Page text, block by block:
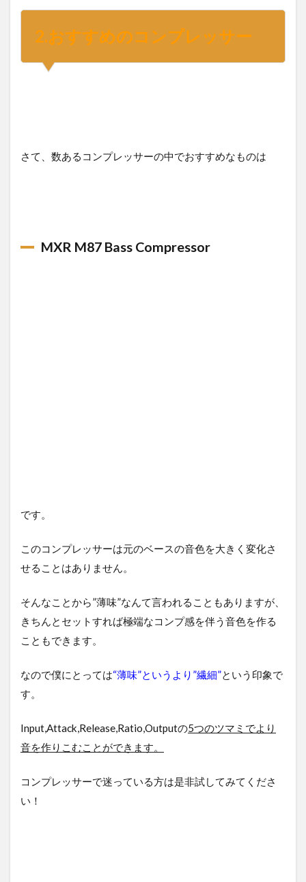
2.おすすめのコンプレッサー
さて、数あるコンプレッサーの中でおすすめなものは
MXR M87 Bass Compressor
です。
このコンプレッサーは元のベースの音色を大きく変化さ
せることはありません。
そんなことから”薄味”なんて言われることもありますが、
きちんとセットすれば極端なコンプ感を伴う音色を作る
こともできます。
なので僕にとっては“薄味”というより”繊細”という印象で
す。
Input,Attack,Release,Ratio,Outputの5つのツマミでより
音を作りこむことができます。
コンプレッサーで迷っている方は是非試してみてくださ
い！